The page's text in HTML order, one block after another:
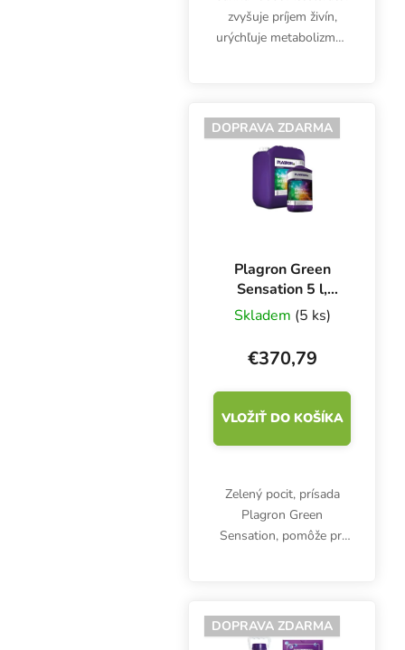
zvyšuje príjem živín,
urýchľuje metabolizmus
DOPRAVA ZDARMA
Plagron Green
Sensation 5 l,
stimulátor kvetov
Skladem (5 ks)
€370,79
VLOŽIŤ DO KOŠÍKA
Zelený pocit, prísada
Plagron Green
Sensation, pomôže pri
hnojiva PK, stimulátora,
posilňovača kvetov a
DOPRAVA ZDARMA